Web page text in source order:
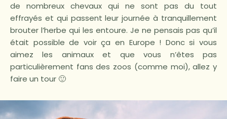
de nombreux chevaux qui ne sont pas du tout
effrayés et qui passent leur journée à tranquillement
brouter l’herbe qui les entoure. Je ne pensais pas qu’il
était possible de voir ça en Europe ! Donc si vous
aimez les animaux et que vous n’êtes pas
particulièrement fans des zoos (comme moi), allez y
faire un tour 🙂